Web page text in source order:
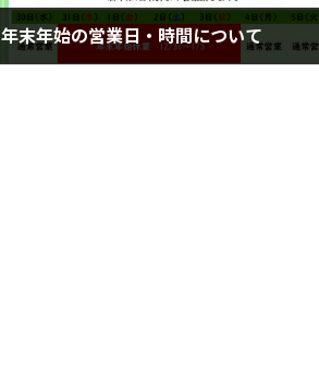
年末年始の営業日・時間について